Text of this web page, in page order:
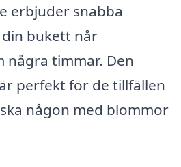
erbjuder snabba
bukett når
timmar. Den
perfekt för de tillfällen
någon med blommor